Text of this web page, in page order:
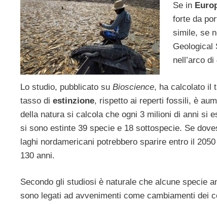
Se in
forte da
simile, se
Geological
nell’arco
Lo studio, pubblicato su Bioscience, ha calcolato il
tasso di estinzione, rispetto ai reperti fossili, è
della natura si calcola che ogni 3 milioni di anni si
si sono estinte 39 specie e 18 sottospecie. Se
laghi nordamericani potrebbero sparire entro il
130 anni.
Secondo gli studiosi è naturale che alcune specie
sono legati ad avvenimenti come cambiamenti dei